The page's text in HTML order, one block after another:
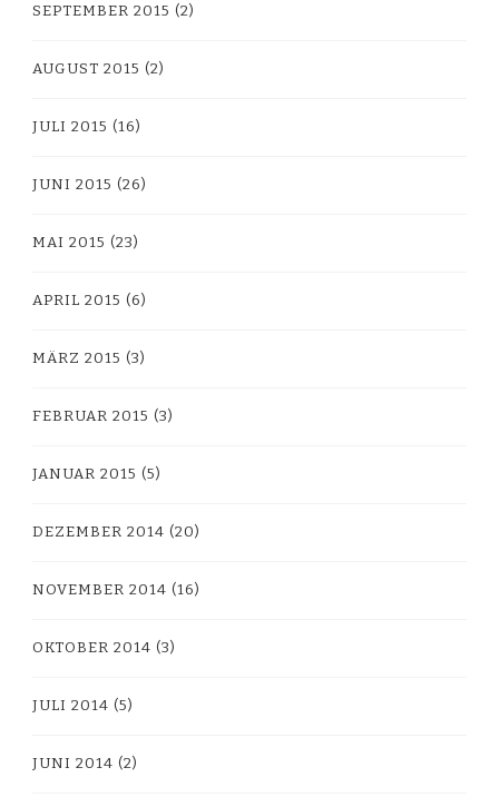
SEPTEMBER 2015 (2)
AUGUST 2015 (2)
JULI 2015 (16)
JUNI 2015 (26)
MAI 2015 (23)
APRIL 2015 (6)
MÄRZ 2015 (3)
FEBRUAR 2015 (3)
JANUAR 2015 (5)
DEZEMBER 2014 (20)
NOVEMBER 2014 (16)
OKTOBER 2014 (3)
JULI 2014 (5)
JUNI 2014 (2)